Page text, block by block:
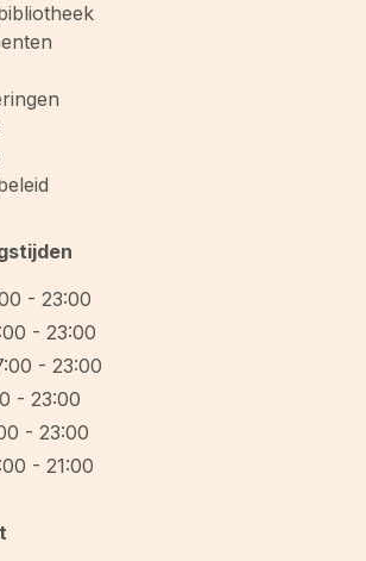
- 23:00
- 23:00
- 23:00
- 23:00
- 23:00
- 21:00